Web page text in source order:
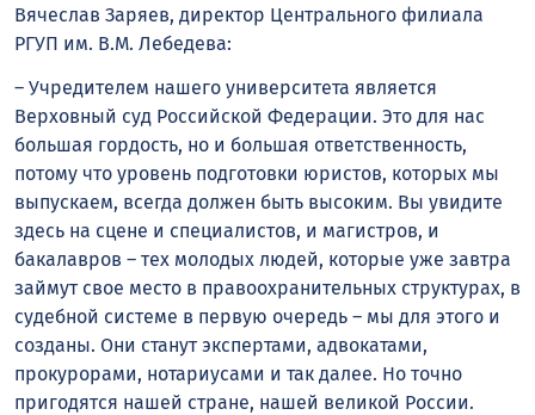
Вячеслав Заряев, директор Центрального филиала
РГУП им. В.М. Лебедева:
– Учредителем нашего университета является
Верховный суд Российской Федерации. Это для нас
большая гордость, но и большая ответственность,
потому что уровень подготовки юристов, которых мы
выпускаем, всегда должен быть высоким. Вы увидите
здесь на сцене и специалистов, и магистров, и
бакалавров – тех молодых людей, которые уже завтра
займут свое место в правоохранительных структурах, в
судебной системе в первую очередь – мы для этого и
созданы. Они станут экспертами, адвокатами,
прокурорами, нотариусами и так далее. Но точно
пригодятся нашей стране, нашей великой России.